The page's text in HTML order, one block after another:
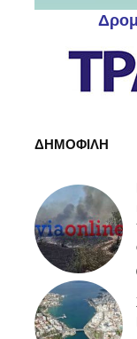
ΔΗΜΟΦΙΛΗ